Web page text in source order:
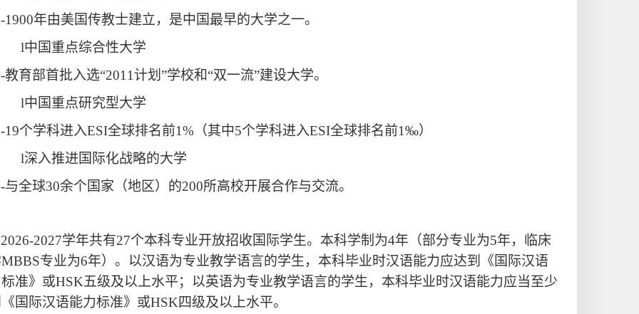
-1900年由美国传教士建立，是中国最早的大学之一。
l中国重点综合性大学
-教育部首批入选“2011计划 ”学校和“双一流”建设大学。
l中国重点研究型大学
-19个学科进入ESI全球排名前1% （其中5个学科进入ESI全球排名前1‰）
l深入推进国际化战略的大学
-与全球30余个国家（地区）的200所高校开展合作与交流。
2026-2027学年共有27个本科专业开放招收国际学生。本科学制为4年（部分专业为5年，临床
MBBS专业为6年）。以汉语为专业教学语言的学生，本科毕业时汉语能力应达到《国际汉语
准》或HSK五级及以上水平；以英语为专业教学语言的学生，本科毕业时汉语能力应当至少
国际汉语能力标准》或HSK四级及以上水平。